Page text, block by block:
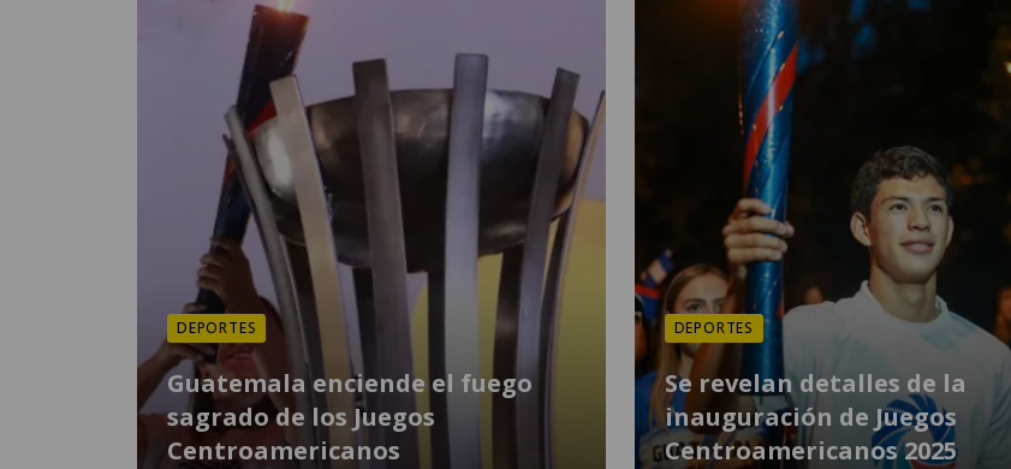
DEPORTES
Guatemala enciende el fuego
sagrado de los Juegos
Centroamericanos
DEPORTES
Se revelan detalles de la
inauguración de Juegos
Centroamericanos 2025